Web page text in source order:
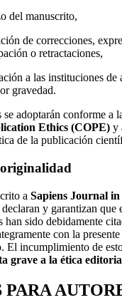
del manuscrito,
de correcciones,
o retractaciones,
a las instituciones de
gravedad.
se adoptarán conforme a
Ethics (COPE) y
de la publicación
a Sapiens Journal
y garantizan que
han sido debidamente
con la
El incumplimiento de
grave a la ética
PARA